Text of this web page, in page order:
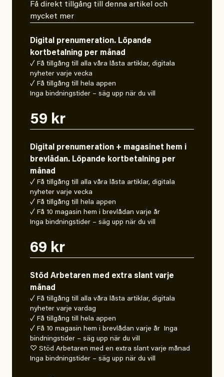
Få direkt tillgång till denna artikel och
mycket mer
Digital prenumeration. Löpande
kortbetalning per månad
✓ Få tillgång till alla våra låsta artiklar, digitala
nyheter varje vecka
✓ Få tillgång till hela appen
Inga bindningstider – säg upp när du vill
59 kr
Digital prenumeration + magasinet hem i
brevlådan. Löpande kortbetalning per
månad
✓ Få tillgång till alla våra låsta artiklar, digitala
nyheter varje vecka
✓ Få tillgång till hela appen
✓ Få 10 magasin hem i brevlådan varje år
Inga bindningstider – säg upp när du vill
69 kr
Stöd Arbetaren med extra slant varje
månad
✓ Få tillgång till alla våra låsta artiklar, digitala
nyheter varje vardag
✓ Få tillgång till hela appen
✓ Få 10 magasin hem i brevlådan varje år Inga
bindningstider – säg upp när du vill
♡ Stöd Arbetaren med en extra slant varje månad
Inga bindningstider – säg upp när du vill